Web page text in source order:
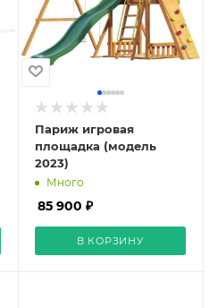
Париж игровая
площадка (модель
2023)
Много
85 900 ₽
В КОРЗИНУ